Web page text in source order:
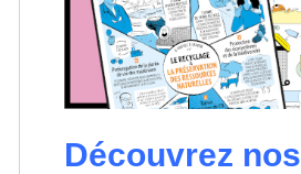
Découvrez nos